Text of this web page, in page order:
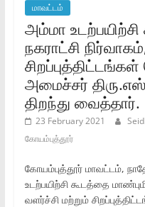
மாவட்டம்
அம்மா
நகராட்சி
அமைச்சர்‌
திறந்து வைத்தார்‌.
23 February 2021
கோயம்புத்தூர்
கோயம்புத்தூர்‌ மாவட்டம்‌,
உடற்பயிற்சி கூடத்தை
வளர்ச்சி மற்றும்‌